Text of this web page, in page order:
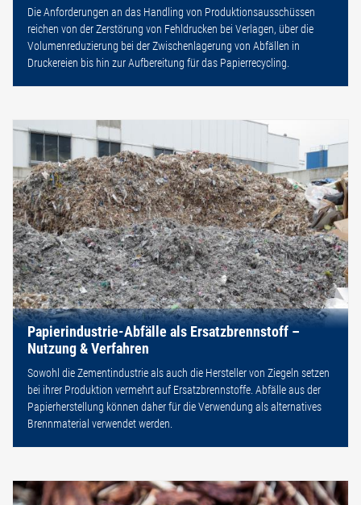
Die Anforderungen an das Handling von Produktionsausschüssen
reichen von der Zerstörung von Fehldrucken bei Verlagen, über die
Volumenreduzierung bei der Zwischenlagerung von Abfällen in
Druckereien bis hin zur Aufbereitung für das Papierrecycling.
Papierindustrie-Abfälle als Ersatzbrennstoff –
Nutzung & Verfahren
Sowohl die Zementindustrie als auch die Hersteller von Ziegeln setzen
bei ihrer Produktion vermehrt auf Ersatzbrennstoffe. Abfälle aus der
Papierherstellung können daher für die Verwendung als alternatives
Brennmaterial verwendet werden.